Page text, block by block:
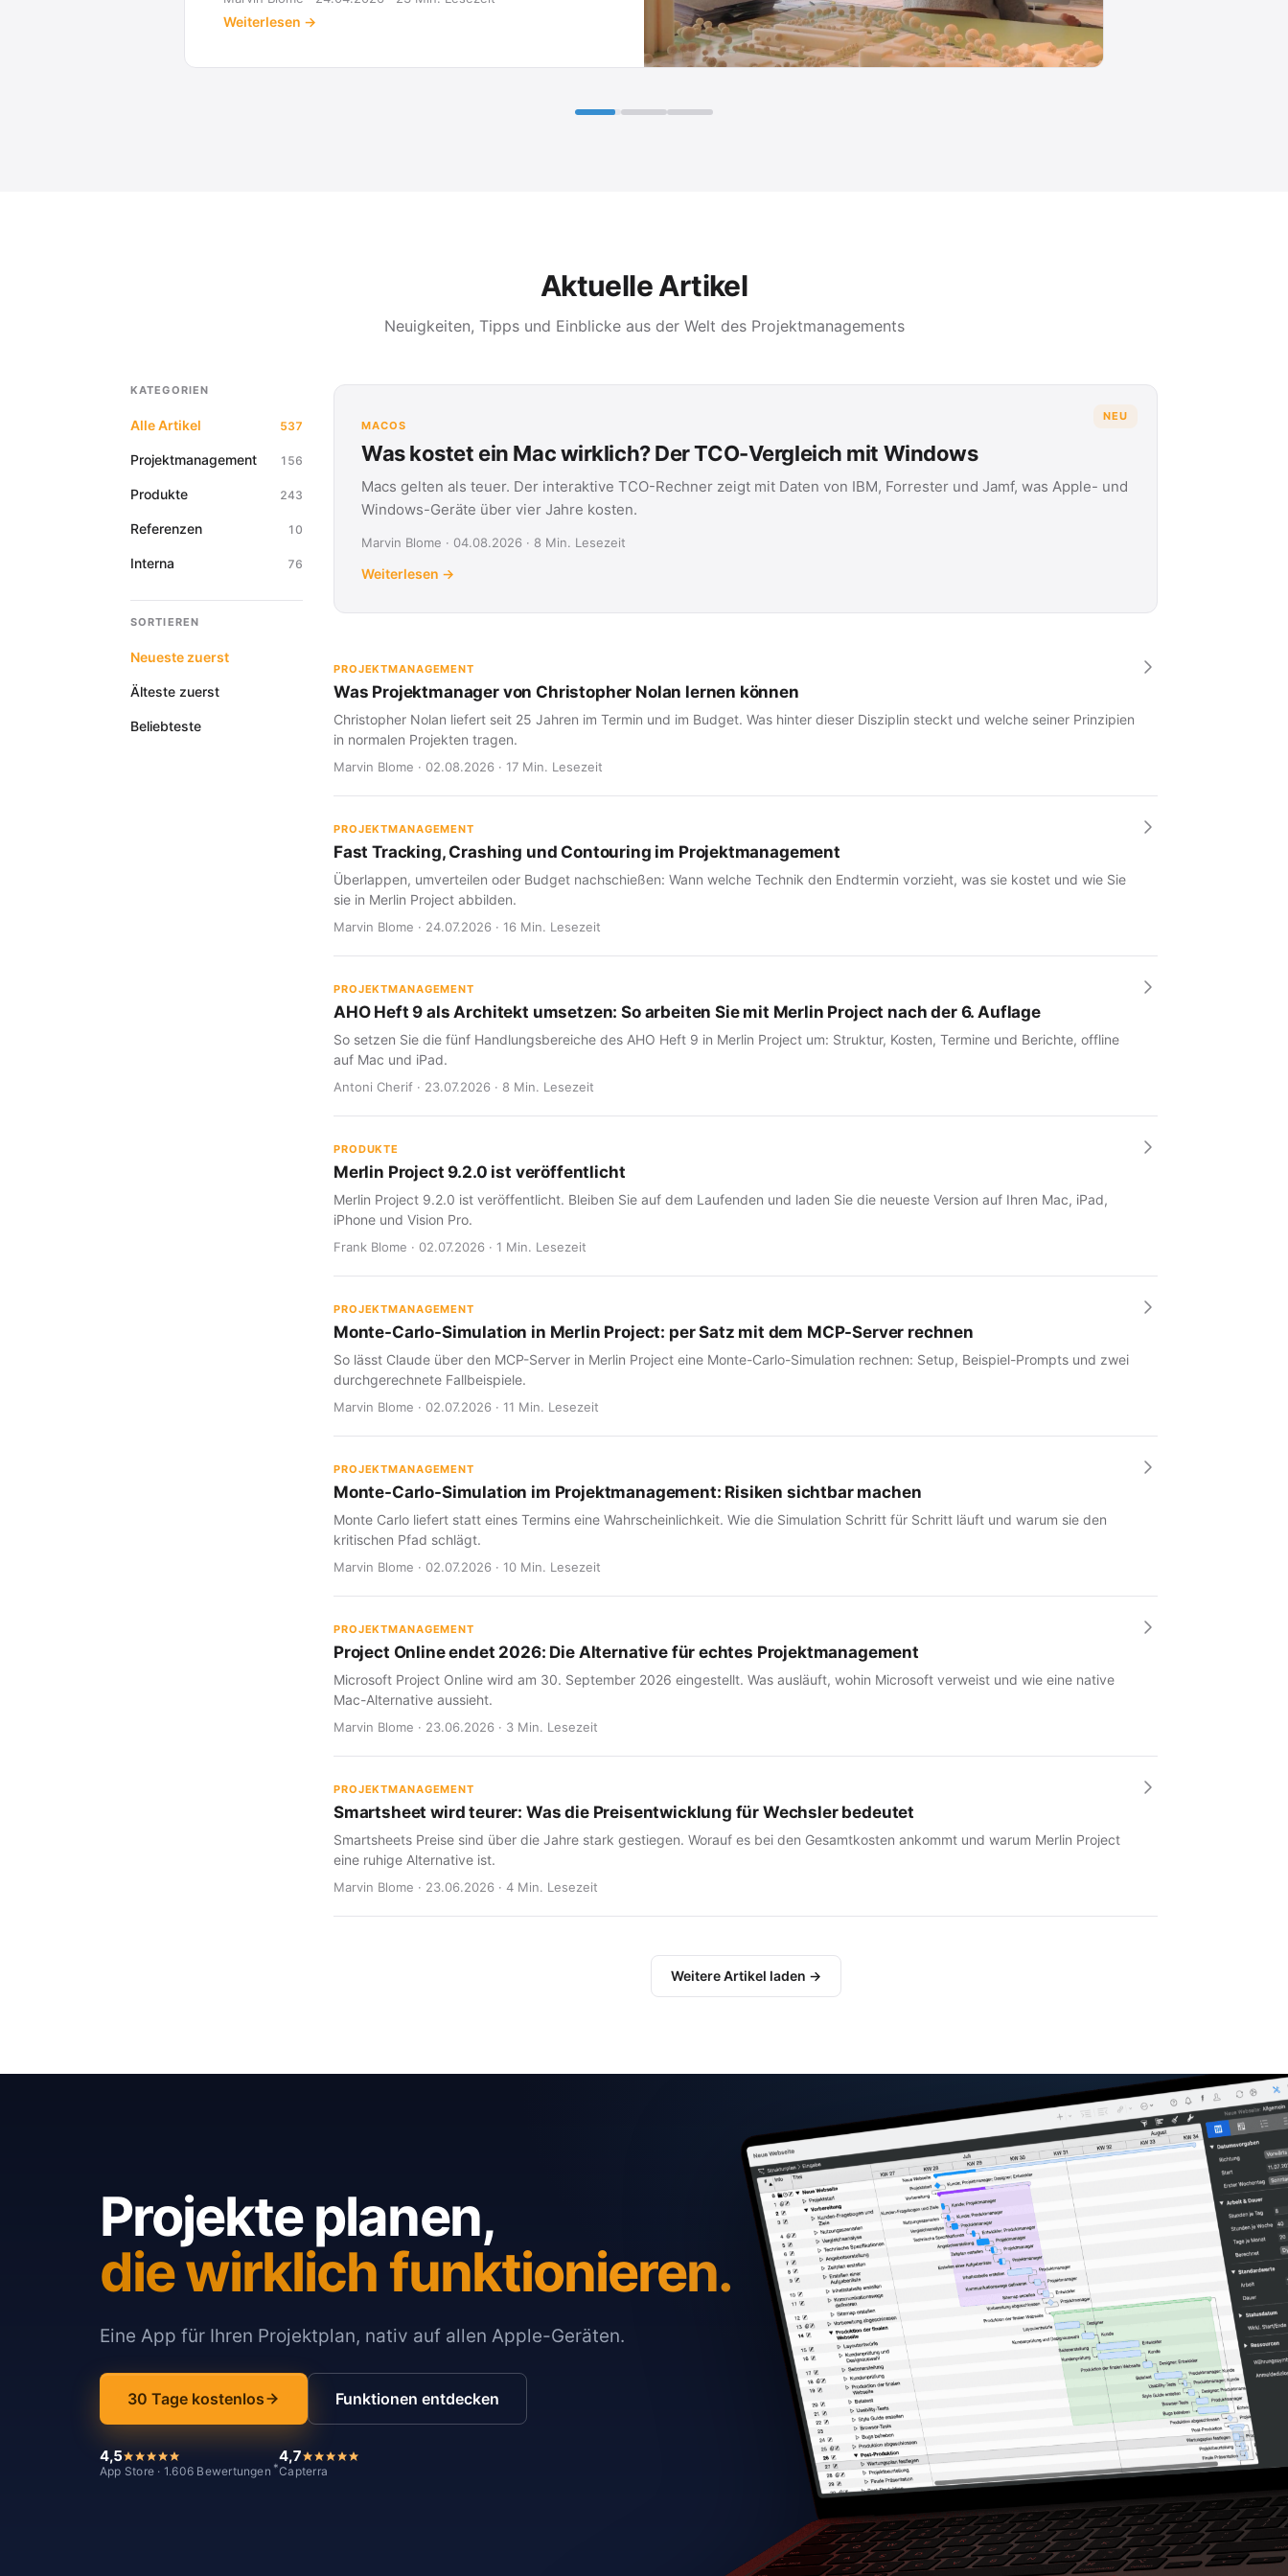
Aktuelle Artikel
Neuigkeiten, Tipps und Einblicke aus der Welt des Projektmanagements
KATEGORIEN
Alle Artikel 537
Projektmanagement 156
Produkte 243
Referenzen 10
Interna 76
SORTIEREN
Neueste zuerst
Älteste zuerst
Beliebteste
NEU
MACOS
Was kostet ein Mac wirklich? Der TCO-Vergleich mit Windows
Macs gelten als teuer. Der interaktive TCO-Rechner zeigt mit Daten von IBM, Forrester und Jamf, was Apple- und
Windows-Geräte über vier Jahre kosten.
Marvin Blome · 04.08.2026 · 8 Min. Lesezeit
Weiterlesen →
PROJEKTMANAGEMENT
Was Projektmanager von Christopher Nolan lernen können
Christopher Nolan liefert seit 25 Jahren im Termin und im Budget. Was hinter dieser Disziplin steckt und welche seiner Prinzipien
in normalen Projekten tragen.
Marvin Blome · 02.08.2026 · 17 Min. Lesezeit
PROJEKTMANAGEMENT
Fast Tracking, Crashing und Contouring im Projektmanagement
Überlappen, umverteilen oder Budget nachschießen: Wann welche Technik den Endtermin vorzieht, was sie kostet und wie Sie
sie in Merlin Project abbilden.
Marvin Blome · 24.07.2026 · 16 Min. Lesezeit
PROJEKTMANAGEMENT
AHO Heft 9 als Architekt umsetzen: So arbeiten Sie mit Merlin Project nach der 6. Auflage
So setzen Sie die fünf Handlungsbereiche des AHO Heft 9 in Merlin Project um: Struktur, Kosten, Termine und Berichte, offline
auf Mac und iPad.
Antoni Cherif · 23.07.2026 · 8 Min. Lesezeit
PRODUKTE
Merlin Project 9.2.0 ist veröffentlicht
Merlin Project 9.2.0 ist veröffentlicht. Bleiben Sie auf dem Laufenden und laden Sie die neueste Version auf Ihren Mac, iPad,
iPhone und Vision Pro.
Frank Blome · 02.07.2026 · 1 Min. Lesezeit
PROJEKTMANAGEMENT
Monte-Carlo-Simulation in Merlin Project: per Satz mit dem MCP-Server rechnen
So lässt Claude über den MCP-Server in Merlin Project eine Monte-Carlo-Simulation rechnen: Setup, Beispiel-Prompts und zwei
durchgerechnete Fallbeispiele.
Marvin Blome · 02.07.2026 · 11 Min. Lesezeit
PROJEKTMANAGEMENT
Monte-Carlo-Simulation im Projektmanagement: Risiken sichtbar machen
Monte Carlo liefert statt eines Termins eine Wahrscheinlichkeit. Wie die Simulation Schritt für Schritt läuft und warum sie den
kritischen Pfad schlägt.
Marvin Blome · 02.07.2026 · 10 Min. Lesezeit
PROJEKTMANAGEMENT
Project Online endet 2026: Die Alternative für echtes Projektmanagement
Microsoft Project Online wird am 30. September 2026 eingestellt. Was ausläuft, wohin Microsoft verweist und wie eine native
Mac-Alternative aussieht.
Marvin Blome · 23.06.2026 · 3 Min. Lesezeit
PROJEKTMANAGEMENT
Smartsheet wird teurer: Was die Preisentwicklung für Wechsler bedeutet
Smartsheets Preise sind über die Jahre stark gestiegen. Worauf es bei den Gesamtkosten ankommt und warum Merlin Project
eine ruhige Alternative ist.
Marvin Blome · 23.06.2026 · 4 Min. Lesezeit
Weitere Artikel laden →
Projekte planen,
die wirklich funktionieren.
Eine App für Ihren Projektplan, nativ auf allen Apple-Geräten.
30 Tage kostenlos Funktionen entdecken
4,5
App Store · 1.606 Bewertungen *
4,7
Capterra